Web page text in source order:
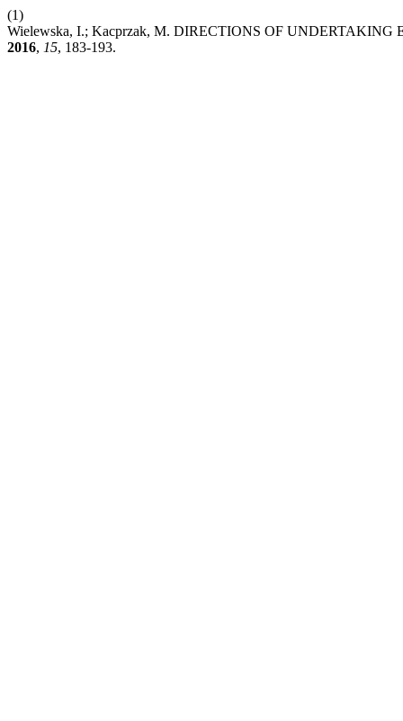
(1)
Wielewska, I.; Kacprzak, M. DIRECTIONS OF
2016, 15, 183-193.